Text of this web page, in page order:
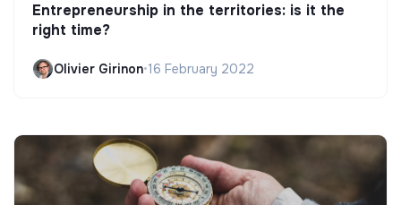
Entrepreneurship in the territories: is it the
right time?
Olivier Girinon•16 February 2022